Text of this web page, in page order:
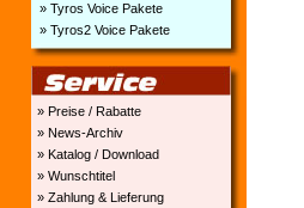
» Tyros Voice Pakete
» Tyros2 Voice Pakete
» Preise / Rabatte
» News-Archiv
» Katalog / Download
» Wunschtitel
» Zahlung & Lieferung